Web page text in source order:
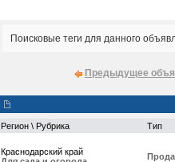
Поисковые теги для данного
Предыдущее
Регион \ Рубрика Тип
Краснодарский край